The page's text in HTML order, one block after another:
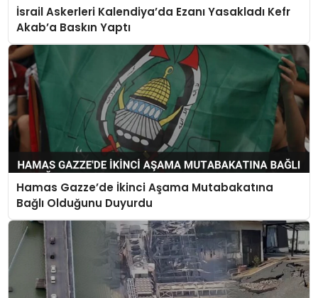
İsrail Askerleri Kalendiya’da Ezanı Yasakladı Kefr
Akab’a Baskın Yaptı
Hamas Gazze’de İkinci Aşama Mutabakatına
Bağlı Olduğunu Duyurdu